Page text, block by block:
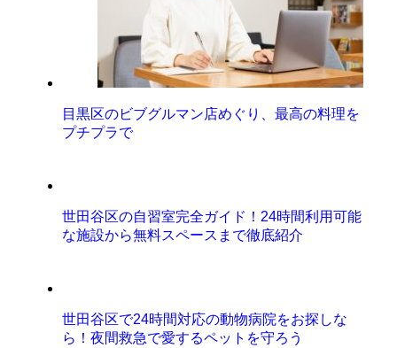
目黒区のビブグルマン店めぐり、最高の料理を
プチプラで
世田谷区の自習室完全ガイド！24時間利用可能
な施設から無料スペースまで徹底紹介
世田谷区で24時間対応の動物病院をお探しな
ら！夜間救急で愛するペットを守ろう